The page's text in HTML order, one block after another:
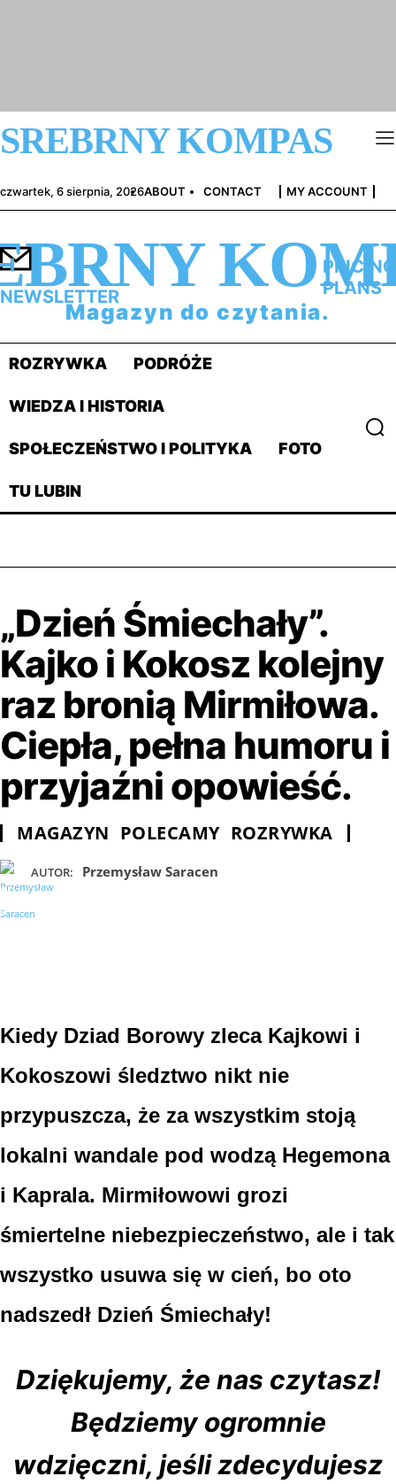
SREBRNY KOMPAS
czwartek, 6 sierpnia, 2026ABOUT CONTACT MY ACCOUNT
NEWSLETTER
Magazyn do czytania.
PRICING
PLANS
ROZRYWKA PODRÓŻE
WIEDZA I HISTORIA
SPOŁECZEŃSTWO I POLITYKA FOTO
TU LUBIN
„Dzień Śmiechały”.
Kajko i Kokosz kolejny
raz bronią Mirmiłowa.
Ciepła, pełna humoru i
przyjaźni opowieść.
MAGAZYN POLECAMY ROZRYWKA
AUTOR: Przemysław Saracen
Kiedy Dziad Borowy zleca Kajkowi i
Kokoszowi śledztwo nikt nie
przypuszcza, że za wszystkim stoją
lokalni wandale pod wodzą Hegemona
i Kaprala. Mirmiłowowi grozi
śmiertelne niebezpieczeństwo, ale i tak
wszystko usuwa się w cień, bo oto
nadszedł Dzień Śmiechały!
Dziękujemy, że nas czytasz!
Będziemy ogromnie
wdzięczni, jeśli zdecydujesz